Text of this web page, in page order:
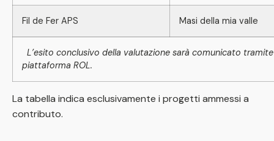
Fil de Fer APS Masi della mia valle
L’esito conclusivo della valutazione sarà comunicato
piattaforma ROL.
La tabella indica esclusivamente i progetti ammessi a
contributo.